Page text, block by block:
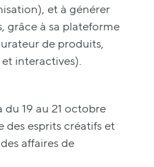
et à générer
grâce à sa plateforme
de produits,
interactives).
19 au 21 octobre
des esprits créatifs et
affaires de